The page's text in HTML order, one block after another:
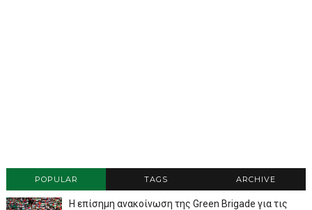
POPULAR TAGS ARCHIVE
Η επίσημη ανακοίνωση της Green Brigade για τις